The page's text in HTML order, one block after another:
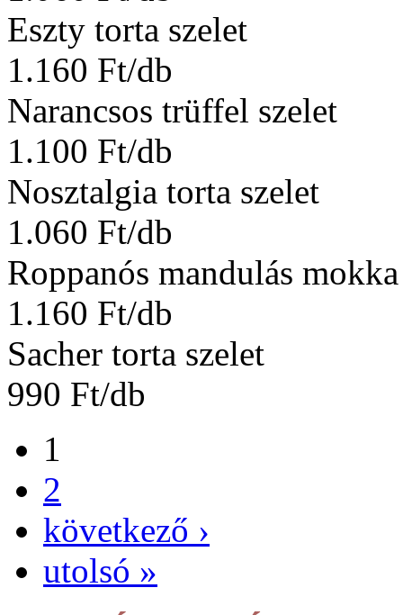
Eszty torta szelet
1.160 Ft/db
Narancsos trüffel szelet
1.100 Ft/db
Nosztalgia torta szelet
1.060 Ft/db
Roppanós mandulás
1.160 Ft/db
Sacher torta szelet
990 Ft/db
1
2
következő ›
utolsó »